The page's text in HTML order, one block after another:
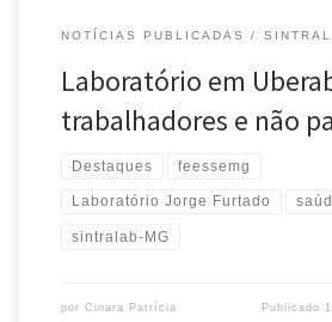
NOTÍCIAS PUBLICADAS
Laboratório em
trabalhadores e não
Destaques feessemg
Laboratório Jorge Furtado
sintralab-MG
por Cinara Patrícia Publicado